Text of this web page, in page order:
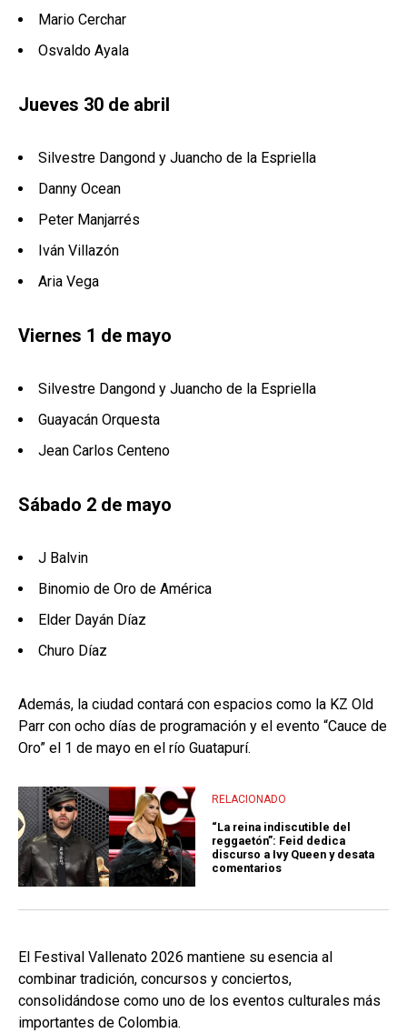
Mario Cerchar
Osvaldo Ayala
Jueves 30 de abril
Silvestre Dangond y Juancho de la Espriella
Danny Ocean
Peter Manjarrés
Iván Villazón
Aria Vega
Viernes 1 de mayo
Silvestre Dangond y Juancho de la Espriella
Guayacán Orquesta
Jean Carlos Centeno
Sábado 2 de mayo
J Balvin
Binomio de Oro de América
Elder Dayán Díaz
Churo Díaz
Además, la ciudad contará con espacios como la KZ Old
Parr con ocho días de programación y el evento “Cauce de
Oro” el 1 de mayo en el río Guatapurí.
RELACIONADO
“La reina indiscutible del
reggaetón”: Feid dedica
discurso a Ivy Queen y desata
comentarios
El Festival Vallenato 2026 mantiene su esencia al
combinar tradición, concursos y conciertos,
consolidándose como uno de los eventos culturales más
importantes de Colombia.